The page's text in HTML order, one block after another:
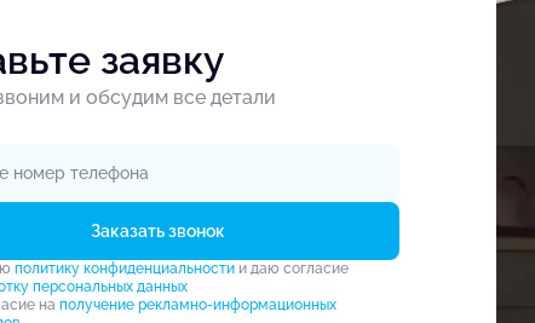
заявку
и обсудим все детали
Заказать звонок
политику конфиденциальностии даю согласие
персональных данных
на получение рекламно-информационных